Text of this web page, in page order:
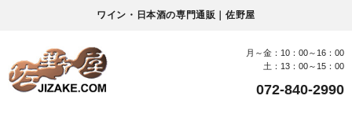
ワイン・日本酒の専門通販｜佐野屋
月～金：10：00～16：00
土：13：00～15：00
072-840-2990